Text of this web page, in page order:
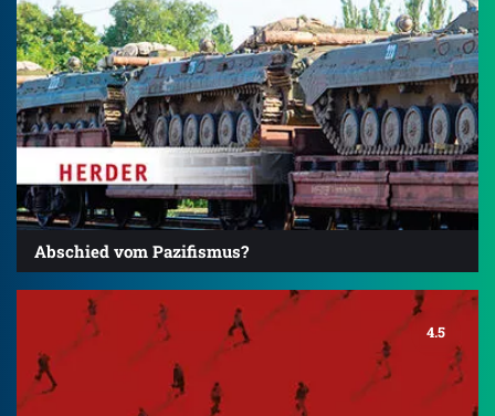
Abschied vom Pazifismus?
4.5